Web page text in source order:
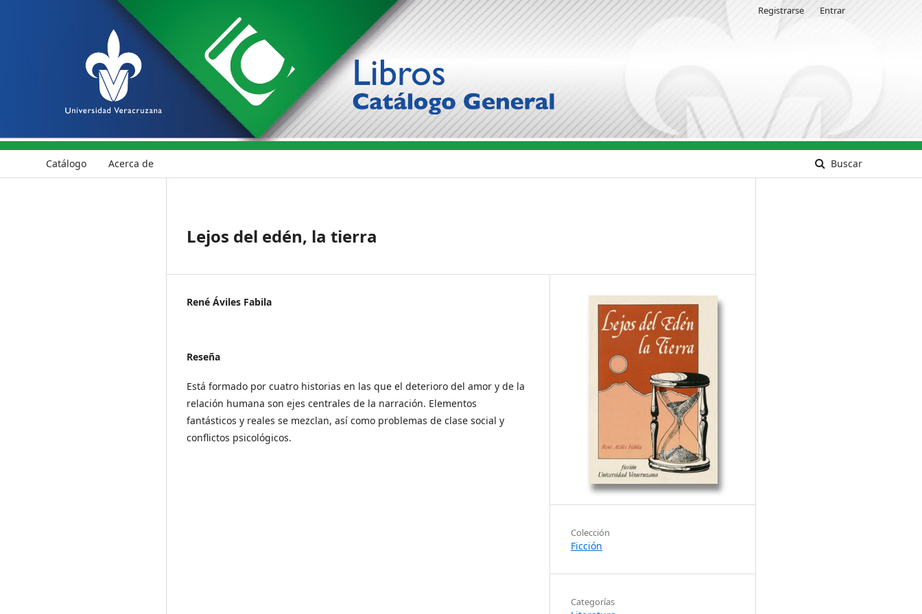
Catálogo Acerca de Buscar
Registrarse Entrar
Lejos del edén, la tierra
René Áviles Fabila
Reseña
Está formado por cuatro historias en las que el deterioro del amor y de la
relación humana son ejes centrales de la narración. Elementos
fantásticos y reales se mezclan, así como problemas de clase social y
conflictos psicológicos.
Colección
Ficción
Categorías